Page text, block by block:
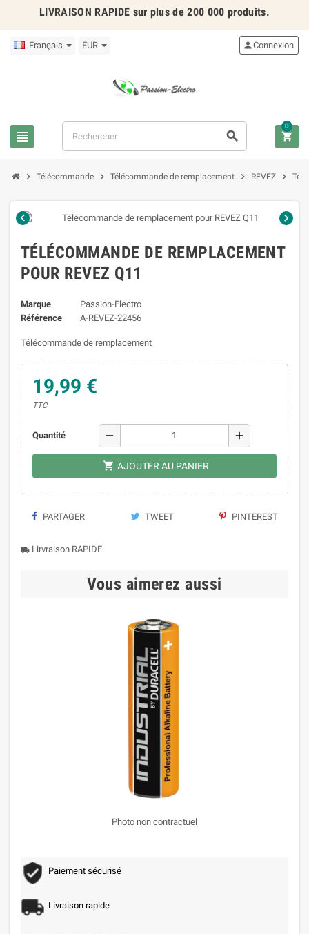
LIVRAISON RAPIDE sur plus de 200 000 produits.
Français EUR
 
Connexion

0
 Télécommande  Télécommande de remplacement  REVEZ 
 
TÉLÉCOMMANDE DE REMPLACEMENT
POUR REVEZ Q11
Marque
Passion-Electro
Référence
A-REVEZ-22456
Télécommande de remplacement
19,99 €
TTC
Quantité remove add
 AJOUTER AU PANIER
PARTAGER TWEET PINTEREST
local_shipping Lirvraison RAPIDE
Vous aimerez aussi
Photo non contractuel
Paiement sécurisé
Livraison rapide